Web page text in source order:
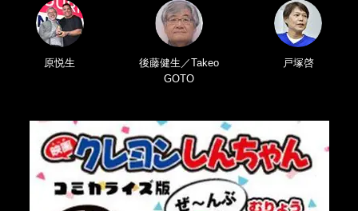
原悦生
後藤健生／Takeo
GOTO
戸塚啓